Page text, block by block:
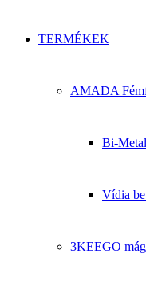
TERMÉKEK
AMADA
Bi-
Vídia
3KEEGO